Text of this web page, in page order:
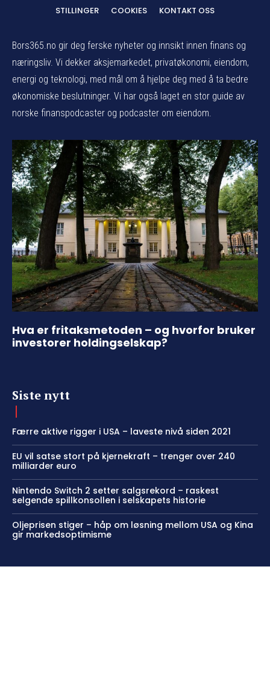
STILLINGER COOKIES KONTAKT OSS
Bors365.no gir deg ferske nyheter og innsikt innen finans og
næringsliv. Vi dekker aksjemarkedet, privatøkonomi, eiendom,
energi og teknologi, med mål om å hjelpe deg med å ta bedre
økonomiske beslutninger. Vi har også laget en stor guide av
norske finanspodcaster og podcaster om eiendom.
Hva er fritaksmetoden – og hvorfor bruker
investorer holdingselskap?
Siste nytt
Færre aktive rigger i USA – laveste nivå siden 2021
EU vil satse stort på kjernekraft – trenger over 240
milliarder euro
Nintendo Switch 2 setter salgsrekord – raskest
selgende spillkonsollen i selskapets historie
Oljeprisen stiger – håp om løsning mellom USA og Kina
gir markedsoptimisme